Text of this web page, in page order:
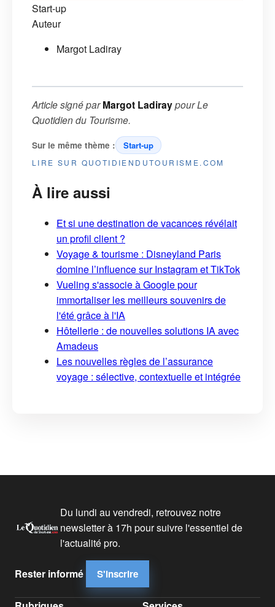
Start-up
Auteur
Margot Ladiray
Article signé parMargot LadiraypourLe
Quotidien du Tourisme.
Sur le même thème : Start-up
LIRE SUR QUOTIDIENDUTOURISME.COM
À lire aussi
Et si une destination de vacances révélait
un profil client ?
Voyage & tourisme : Disneyland Paris
domine l’influence sur Instagram et TikTok
Vueling s'associe à Google pour
immortaliser les meilleurs souvenirs de
l'été grâce à l'IA
Hôtellerie : de nouvelles solutions IA avec
Amadeus
Les nouvelles règles de l’assurance
voyage : sélective, contextuelle et intégrée
Du lundi au vendredi, retrouvez notre
newsletter à 17h pour suivre l'essentiel de
l'actualité pro.
Rester informé S'inscrire